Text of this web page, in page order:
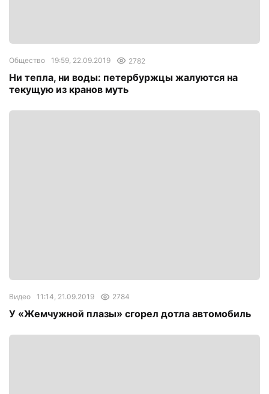
Общество 19:59, 22.09.2019 2782
Ни тепла, ни воды: петербуржцы жалуются на
текущую из кранов муть
Видео 11:14, 21.09.2019 2784
У «Жемчужной плазы» сгорел дотла автомобиль